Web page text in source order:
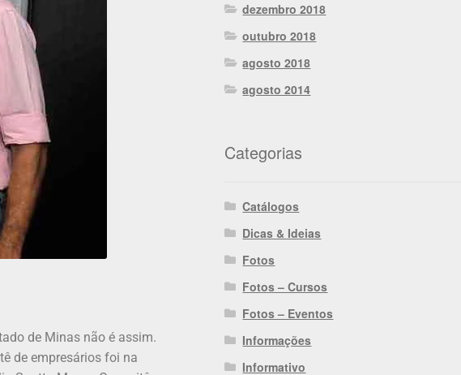
de Minas não é assim.
de empresários foi na
dezembro 2018
outubro 2018
agosto 2018
agosto 2014
Categorias
Catálogos
Dicas & Ideias
Fotos
Fotos – Cursos
Fotos – Eventos
Informações
Informativo